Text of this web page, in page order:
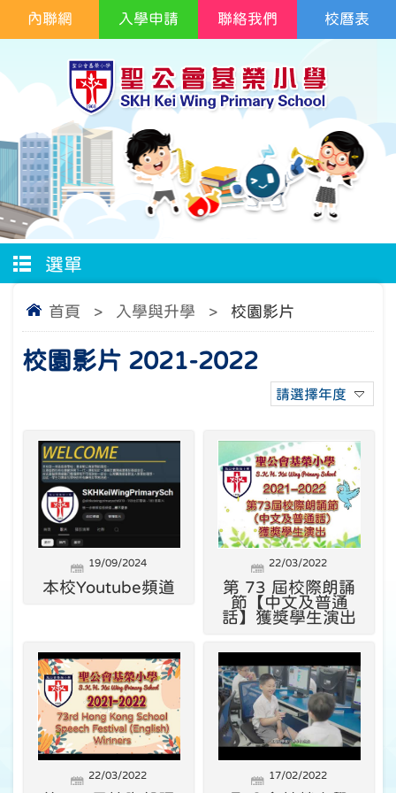
校曆表
內聯網 入學申請 聯絡我們
選單
首頁 > 入學與升學 > 校園影片
校園影片 2021-2022
請選擇年度
19/09/2024
本校Youtube頻道
22/03/2022
第 73 屆校際朗誦
節【中文及普通
話】獲獎學生演出
22/03/2022 17/02/2022